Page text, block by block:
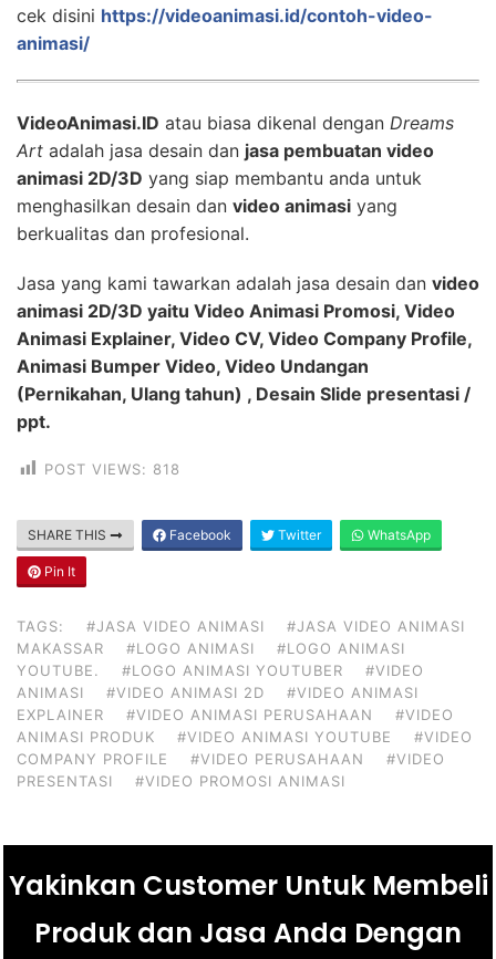
cek disini https://videoanimasi.id/contoh-video-
animasi/
VideoAnimasi.ID atau biasa dikenal dengan Dreams
Art adalah jasa desain dan jasa pembuatan video
animasi 2D/3D yang siap membantu anda untuk
menghasilkan desain dan video animasi yang
berkualitas dan profesional.
Jasa yang kami tawarkan adalah jasa desain dan video
animasi 2D/3D yaitu Video Animasi Promosi, Video
Animasi Explainer, Video CV, Video Company Profile,
Animasi Bumper Video, Video Undangan
(Pernikahan, Ulang tahun) , Desain Slide presentasi /
ppt.
POST VIEWS: 818
SHARE THIS Facebook Twitter WhatsApp
Pin It
TAGS: #JASA VIDEO ANIMASI
#JASA VIDEO ANIMASI
MAKASSAR
#LOGO ANIMASI
#LOGO ANIMASI
YOUTUBE.
#LOGO ANIMASI YOUTUBER
#VIDEO
ANIMASI
#VIDEO ANIMASI 2D
#VIDEO ANIMASI
EXPLAINER
#VIDEO ANIMASI PERUSAHAAN
#VIDEO
ANIMASI PRODUK
#VIDEO ANIMASI YOUTUBE
#VIDEO
COMPANY PROFILE
#VIDEO PERUSAHAAN
#VIDEO
PRESENTASI
#VIDEO PROMOSI ANIMASI
Yakinkan Customer Untuk Membeli
Produk dan Jasa Anda Dengan